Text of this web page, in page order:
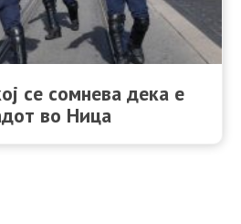
се сомнева дека е
во Ница